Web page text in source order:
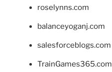
roselynns.com
balanceyoganj.com
salesforceblogs.com
TrainGames365.com